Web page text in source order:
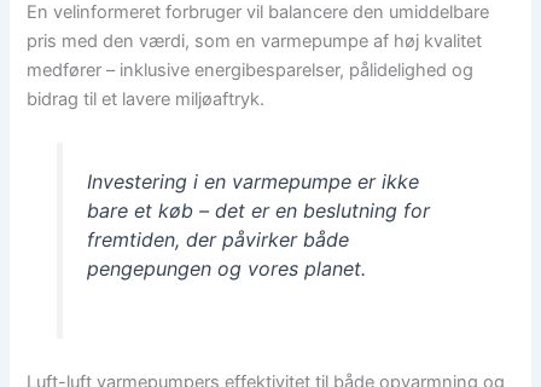
En velinformeret forbruger vil balancere den umiddelbare
pris med den værdi, som en varmepumpe af høj kvalitet
medfører – inklusive energibesparelser, pålidelighed og
bidrag til et lavere miljøaftryk.
Investering i en varmepumpe er ikke
bare et køb – det er en beslutning for
fremtiden, der påvirker både
pengepungen og vores planet.
Luft-luft varmepumpers effektivitet til både opvarmning og